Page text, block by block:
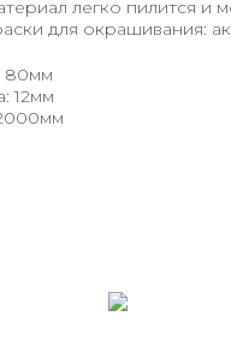
легко пилится и
для окрашивания:
80мм
12мм